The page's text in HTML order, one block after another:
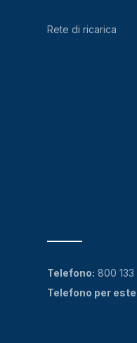
Rete di ricarica
Telefono: 800
Telefono per